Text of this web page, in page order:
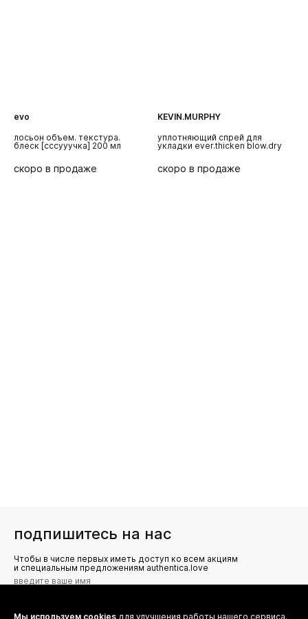
KEVIN.MURPHY
уплотняющий спрей для
укладки ever.thicken blow.dry
скоро в продаже
oribe
спрей для средней фиксации
«лак-невесомость» superfine.
скоро в продаже
подпишитесь на нас
Чтобы в числе первых иметь доступ ко всем акциям
и специальным предложениям authentica.love
Мы используем cookies для улучшения работы нашего сервиса.